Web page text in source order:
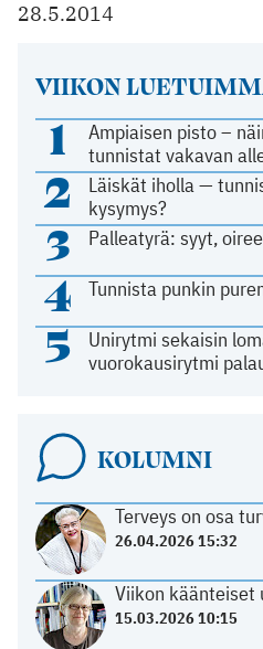
28.5.2014
VIIKON
1
Ampiaisen pisto –
tunnistat vakavan
2
Läiskät iholla —
kysymys?
3 Palleatyrä: syyt,
4 Tunnista punkin
5
Unirytmi sekaisin
vuorokausirytmi
KOLUMNI
Terveys on osa
26.04.2026 15:32
Viikon käänteiset
15.03.2026 10:15